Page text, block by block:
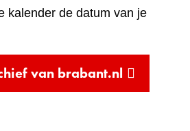
kalender de datum van je
van brabant.nl (verwijst
naar